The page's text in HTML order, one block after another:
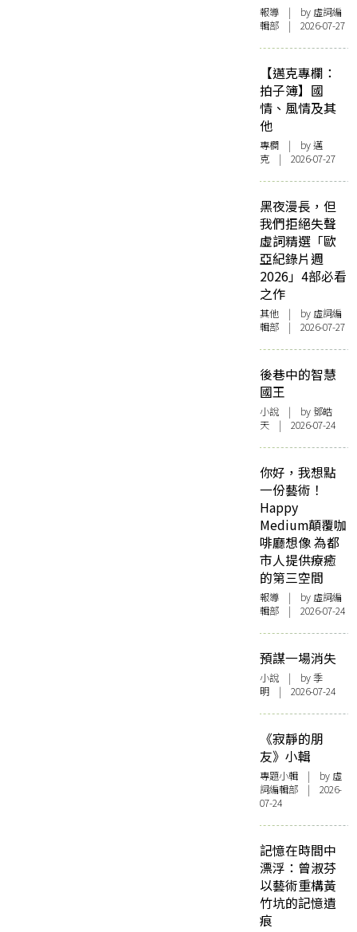
報導 | by 虛詞編
輯部 | 2026-07-27
【邁克專欄：
拍子簿】國
情、風情及其
他
專欄 | by邁
克 | 2026-07-27
黑夜漫長，但
我們拒絕失聲
虛詞精選「歐
亞紀錄片週
2026」4部必看
之作
其他 | by 虛詞編
輯部 | 2026-07-27
後巷中的智慧
國王
小說 | by 鄧皓
天 | 2026-07-24
你好，我想點
一份藝術！
Happy
Medium顛覆咖
啡廳想像 為都
市人提供療癒
的第三空間
報導 | by 虛詞編
輯部 | 2026-07-24
預謀一場消失
小說 | by 季
明 | 2026-07-24
《寂靜的朋
友》小輯
專題小輯 | by 虛
詞編輯部 | 2026-
07-24
記憶在時間中
漂浮：曾淑芬
以藝術重構黃
竹坑的記憶遺
痕